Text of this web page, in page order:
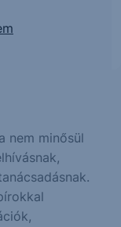
nem minősül